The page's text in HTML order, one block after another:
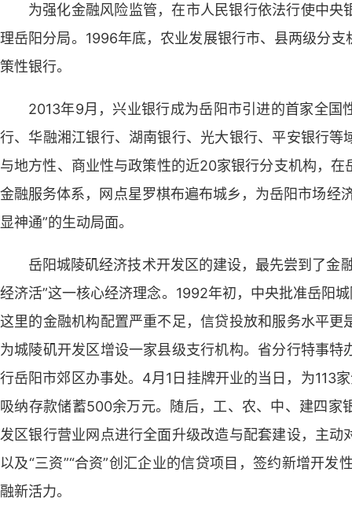
为强化金融风险监管，在市人民银行依法行使中
理岳阳分局。1996年底，农业发展银行市、县两级分
策性银行。
2013年9月，兴业银行成为岳阳市引进的首家全
行、华融湘江银行、湖南银行、光大银行、平安银行
与地方性、商业性与政策性的近20家银行分支机构，
金融服务体系，网点星罗棋布遍布城乡，为岳阳市场经
显神通”的生动局面。
岳阳城陵矶经济技术开发区的建设，最先尝到了金
经济活”这一核心经济理念。1992年初，中央批准岳阳
这里的金融机构配置严重不足，信贷投放和服务水平
为城陵矶开发区增设一家县级支行机构。省分行特事
行岳阳市郊区办事处。4月1日挂牌开业的当日，为113
吸纳存款储蓄500余万元。随后，工、农、中、建四家
发区银行营业网点进行全面升级改造与配套建设，主
以及“三资”“合资”创汇企业的信贷项目，签约新增开
融新活力。